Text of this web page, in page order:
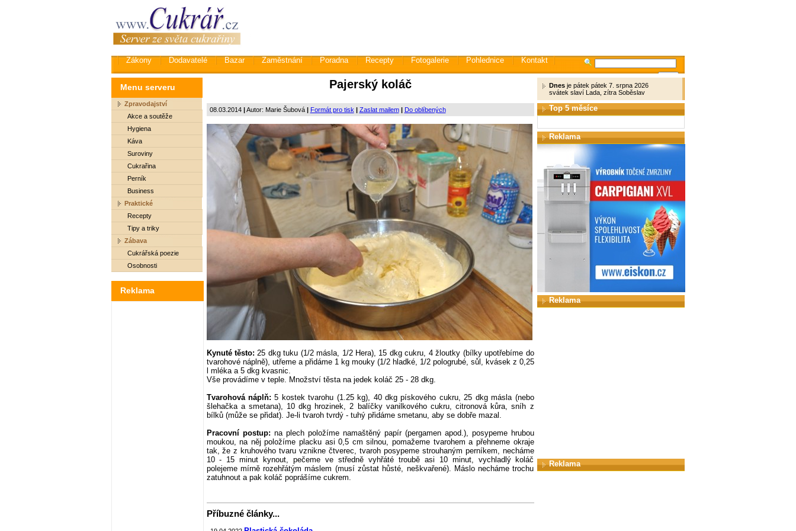
Zákony Dodavatelé Bazar Zaměstnání Poradna Recepty Fotogalerie Pohlednice Kontakt
Menu serveru
Zpravodajství
Akce a soutěže
Hygiena
Káva
Suroviny
Cukrařina
Perník
Business
Praktické
Recepty
Tipy a triky
Zábava
Cukrářská poezie
Osobnosti
Reklama
Pajerský koláč
08.03.2014 |Autor: Marie Šubová | Formát pro tisk | Zaslat mailem | Do oblíbených
Kynuté těsto: 25 dkg tuku (1/2 másla, 1/2 Hera), 15 dkg cukru, 4 žloutky (bílky upotřebíme do
tvarohové náplně), utřeme a přidáme 1 kg mouky (1/2 hladké, 1/2 pologrubé, sůl, kvásek z 0,25
l mléka a 5 dkg kvasnic.
Vše provádíme v teple. Množství těsta na jedek koláč 25 - 28 dkg.
Tvarohová náplň: 5 kostek tvarohu (1.25 kg), 40 dkg pískového cukru, 25 dkg másla (nebo
šlehačka a smetana), 10 dkg hrozinek, 2 balíčky vanilkového cukru, citronová kůra, sníh z
bílků (může se přidat). Je-li tvaroh tvrdý - tuhý přidáme smetanu, aby se dobře mazal.
Pracovní postup: na plech položíme namaštěný papír (pergamen apod.), posypeme hrubou
moukou, na něj položíme placku asi 0,5 cm silnou, pomažeme tvarohem a přehneme okraje
tak, že z kruhového tvaru vznikne čtverec, tvaroh posypeme strouhaným perníkem, necháme
10 - 15 minut kynout, pečeme ve středně vyhřáté troubě asi 10 minut, vychladlý koláč
polejeme mírně rozehřátým máslem (musí zůstat hůsté, neškvařené). Máslo necháme trochu
zatuhnout a pak koláč poprášíme cukrem.
Příbuzné články...
Dnesje pátek pátek 7. srpna 2026
svátek slaví Lada, zítra Soběslav
Top 5 měsíce
Reklama
Reklama
Reklama